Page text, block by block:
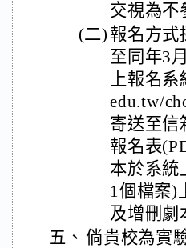
交視為不
(二) 報名方式
至同年3
上報名
edu.tw/
寄送至信
報名表
本於系統
1個檔案)
及增刪劇
五、 倘貴校為實